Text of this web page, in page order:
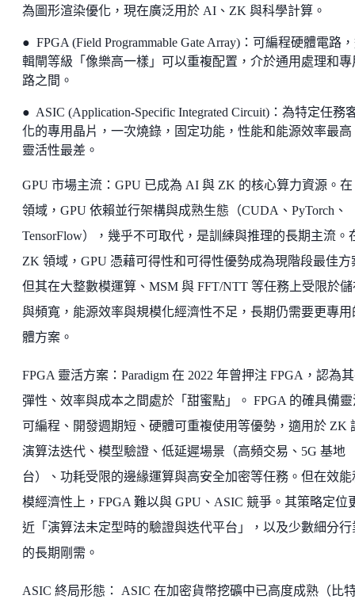
為圖形渲染優化，現在廣泛用於 AI、ZK 與科學計算。
● FPGA (Field Programmable Gate Array)：可編程硬體電路
輯閘等級「像樂高一樣」可以重複配置，介於通用處理和專
路之間。
● ASIC (Application-Specific Integrated Circuit)：為特定任務
化的專用晶片，一次燒錄，固定功能，性能和能源效率最高
靈活性最差。
GPU 市場主流：GPU 已成為 AI 與 ZK 的核心算力資源。
領域，GPU 依賴並行架構與成熟生態（CUDA、PyTorch、
TensorFlow），幾乎不可取代，是訓練與推理的長期主流。
ZK 領域，GPU 憑藉可得性和可得性優勢成為現階段最佳方
但其在大整數模運算、MSM 與 FFT/NTT 等任務上受限於儲
與頻寬，能源效率與規模化經濟性不足，長期仍需要更專用
體方案。
FPGA 靈活方案：Paradigm 在 2022 年曾押注 FPGA，認為
彈性、效率與成本之間處於「甜蜜點」。 FPGA 的確具備靈
可編程、開發週期短、硬體可重複使用等優勢，適用於 ZK
演算法迭代、模型驗證、低延遲場景（高頻交易、5G 基地
台）、功耗受限的邊緣運算與高安全加密等任務。但在效能
模經濟性上，FPGA 難以與 GPU、ASIC 競爭。其策略定位
近「演算法未定型時的驗證與迭代平台」，以及少數細分行
的長期剛需。
ASIC 終局形態： ASIC 在加密貨幣挖礦中已高度成熟（比